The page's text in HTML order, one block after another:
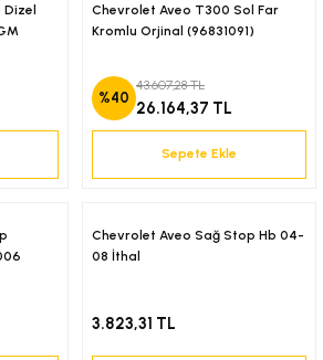
Dizel
Chevrolet Aveo T300 Sol Far
Kromlu Orjinal (96831091)
%40
43.607,28 TL
26.164,37 TL
Sepete Ekle
Chevrolet Aveo Sağ Stop Hb 04-
08 İthal
3.823,31 TL